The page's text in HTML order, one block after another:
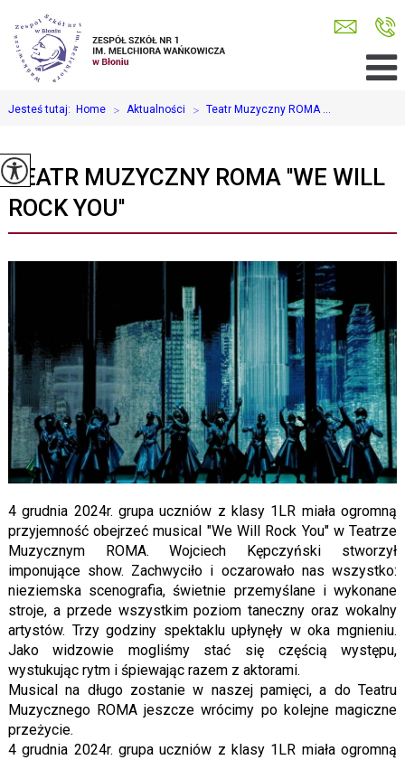
Jesteś tutaj: Home > Aktualności > Teatr Muzyczny ROMA ...
TEATR MUZYCZNY ROMA ''WE WILL
ROCK YOU''
4 grudnia 2024r. grupa uczniów z klasy 1LR miała ogromną
przyjemność obejrzeć musical "We Will Rock You" w Teatrze
Muzycznym ROMA. Wojciech Kępczyński stworzył
imponujące show. Zachwyciło i oczarowało nas wszystko:
nieziemska scenografia, świetnie przemyślane i wykonane
stroje, a przede wszystkim poziom taneczny oraz wokalny
artystów. Trzy godziny spektaklu upłynęły w oka mgnieniu.
Jako widzowie mogliśmy stać się częścią występu,
wystukując rytm i śpiewając razem z aktorami.
Musical na długo zostanie w naszej pamięci, a do Teatru
Muzycznego ROMA jeszcze wrócimy po kolejne magiczne
przeżycie.
4 grudnia 2024r. grupa uczniów z klasy 1LR miała ogromną